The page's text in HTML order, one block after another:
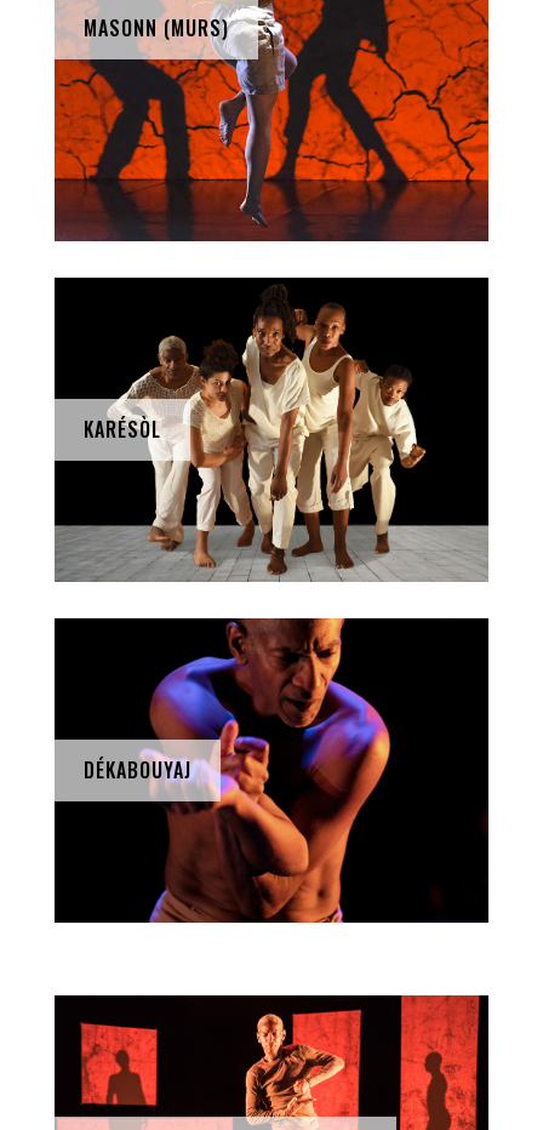
MASONN (MURS)
KARÉSÒL
DÉKABOUYAJ